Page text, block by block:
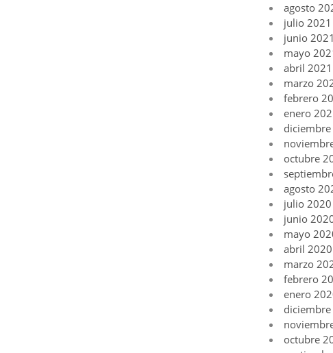
agosto
julio 2021
junio 2021
mayo
abril 2021
marzo
febrero
enero
octubre
agosto
julio 2020
junio
mayo
abril 2020
marzo
febrero
enero
octubre